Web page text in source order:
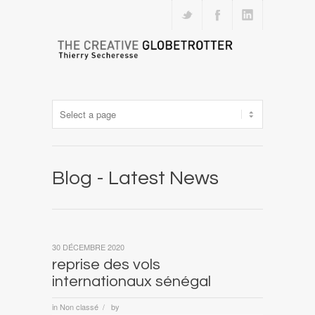
Blog - Latest News
reprise des vols
internationaux sénégal
in Non classé / by
30 DÉCEMBRE 2020